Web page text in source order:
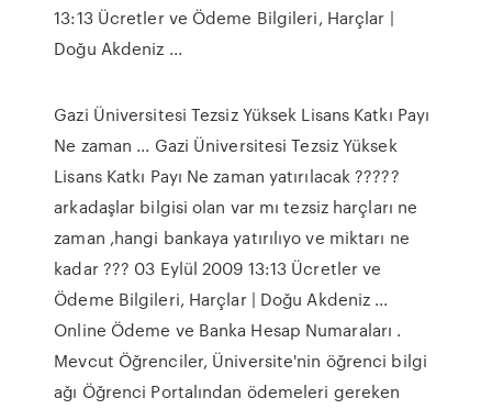
13:13 Ücretler ve Ödeme Bilgileri, Harçlar |
Doğu Akdeniz ...
Gazi Üniversitesi Tezsiz Yüksek Lisans Katkı Payı
Ne zaman ... Gazi Üniversitesi Tezsiz Yüksek
Lisans Katkı Payı Ne zaman yatırılacak ?????
arkadaşlar bilgisi olan var mı tezsiz harçları ne
zaman ,hangi bankaya yatırılıyo ve miktarı ne
kadar ??? 03 Eylül 2009 13:13 Ücretler ve
Ödeme Bilgileri, Harçlar | Doğu Akdeniz ...
Online Ödeme ve Banka Hesap Numaraları .
Mevcut Öğrenciler, Üniversite'nin öğrenci bilgi
ağı Öğrenci Portalından ödemeleri gereken